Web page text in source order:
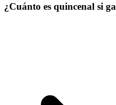
¿Cuánto es quincenal si